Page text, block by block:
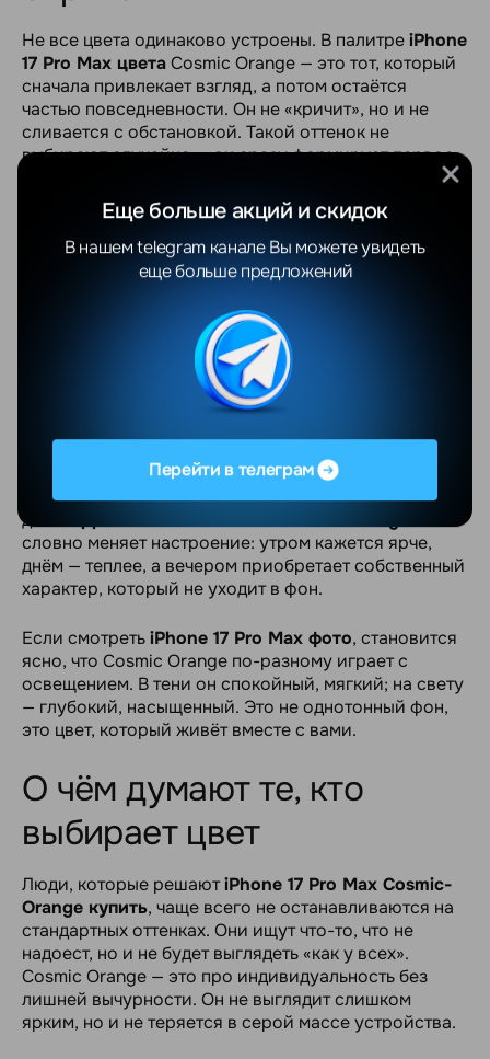
Не все цвета одинаково устроены. В палитреiPhone
17 Pro Max цветаCosmic Orange — это тот, который
сначала привлекает взгляд, а потом остаётся
частью повседневности. Он не «кричит», но и не
сливается с обстановкой. Такой оттенок не
выбирают случайно — он сразу формирует первое
iPhone 17 Pro Max Cosmic Orange
смотрится живо и
немного необычно, но при этом остаётся
максимально уютным в использовании: на
ощущается как что-то живое, не застылое.
Почему Cosmic Orange
Цвет — это не только внешняя оболочка. Он влияет
на то, как мы воспринимаем устройство каждый
день.
словно меняет настроение: утром кажется ярче,
днём — теплее, а вечером приобретает собственный
характер, который не уходит в фон.
Если смотретьiPhone 17 Pro Max фото, становится
ясно, что Cosmic Orange по-разному играет с
освещением. В тени он спокойный, мягкий; на свету
— глубокий, насыщенный. Это не однотонный фон,
это цвет, который живёт вместе с вами.
О чём думают те, кто
выбирает цвет
Люди, которые решаютiPhone 17 Pro Max Cosmic-
Orange купить, чаще всего не останавливаются на
стандартных оттенках. Они ищут что-то, что не
надоест, но и не будет выглядеть «как у всех».
Cosmic Orange — это про индивидуальность без
лишней вычурности. Он не выглядит слишком
ярким, но и не теряется в серой массе устройства.
Перейти в телеграм
Еще больше акций и скидок
В нашем telegram канале Вы можете увидеть
еще больше предложений